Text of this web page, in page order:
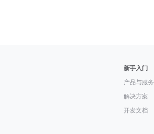
新手入门
产品与服务
解决方案
开发文档